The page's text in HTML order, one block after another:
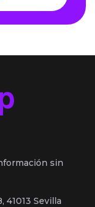
sin
41013 Sevilla